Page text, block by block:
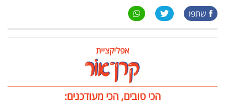
שתפו
אפליקציית
הכי טובים, הכי מעודכנים: